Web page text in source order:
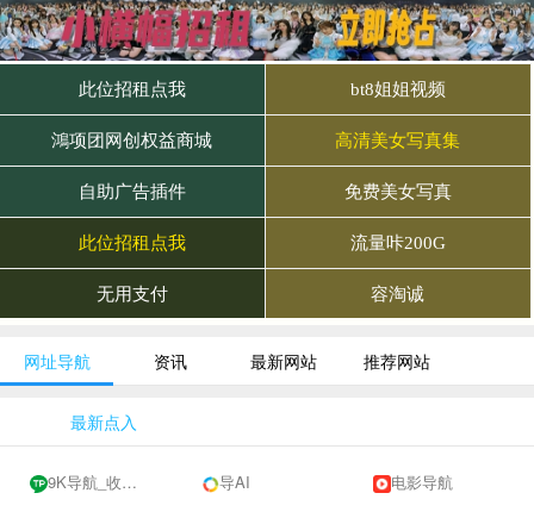
网址导航 资讯 最新网站 推荐网站
最新点入
9K导航_收录网-网址收录-网址导航-收录网站-自助广告系统 导AI 电影导航